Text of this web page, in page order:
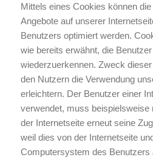
Mittels eines Cookies können
Angebote auf unserer
Benutzers optimiert werden.
wie bereits erwähnt, die
wiederzuerkennen. Zweck
den Nutzern die Verwendung
erleichtern. Der Benutzer einer
verwendet, muss beispielsweise
der Internetseite erneut seine
weil dies von der Internetseite
Computersystem des Benutzers